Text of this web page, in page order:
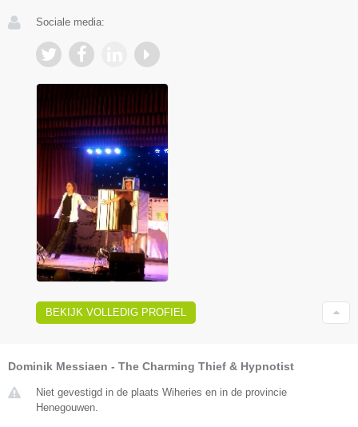
Sociale media:
BEKIJK VOLLEDIG PROFIEL
Dominik Messiaen - The Charming Thief & Hypnotist
Niet gevestigd in de plaats Wiheries en in de provincie
Henegouwen.